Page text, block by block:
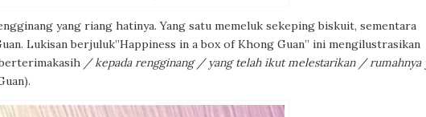
yang riang hatinya. Yang satu memeluk sekeping biskuit, sementara
Lukisan berjuluk”Happiness in a box of Khong Guan” ini mengilustrasikan
/ kepada rengginang / yang telah ikut melestarikan / rumahnya